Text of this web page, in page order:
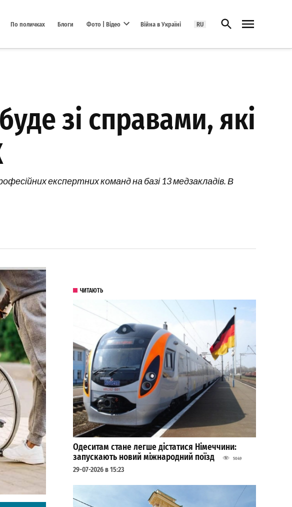
По поличках Блоги Фото | Відео Війна в Україні RU Відкрити пошук
зі справами, які
експертних команд на базі 13 медзакладів. В
ЧИТАЮТЬ
Одеситам стане легше дістатися Німеччини:
запускають новий міжнародний поїзд
5049
29-07-2026 в 15:23